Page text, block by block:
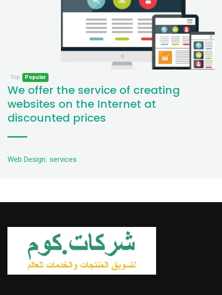
Popular
Top
We offer the service of creating
websites on the Internet at
discounted prices
Web Design, services